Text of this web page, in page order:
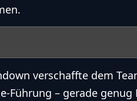
verschaffte dem
Führung – gerade